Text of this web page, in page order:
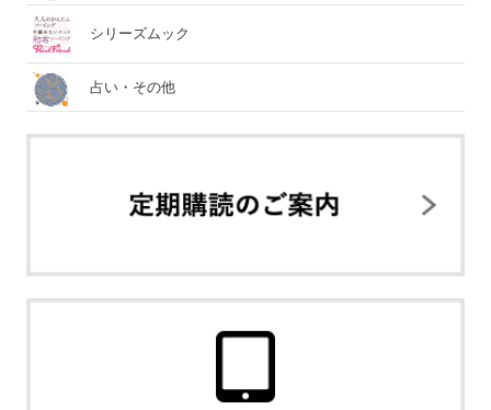
シリーズムック
占い・その他